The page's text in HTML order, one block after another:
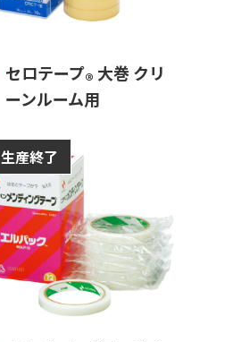
セロテープ® 大巻 クリ
ーンルーム用
生産終了